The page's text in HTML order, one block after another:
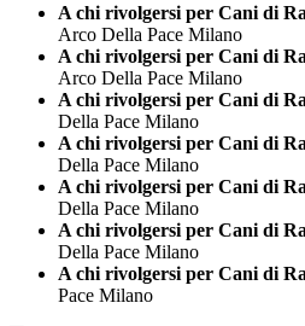
A chi rivolgersi per Cani di
Arco Della Pace Milano
A chi rivolgersi per Cani di
Arco Della Pace Milano
A chi rivolgersi per Cani di
Della Pace Milano
A chi rivolgersi per Cani di
Della Pace Milano
A chi rivolgersi per Cani di
Della Pace Milano
A chi rivolgersi per Cani di
Della Pace Milano
A chi rivolgersi per Cani di
Pace Milano